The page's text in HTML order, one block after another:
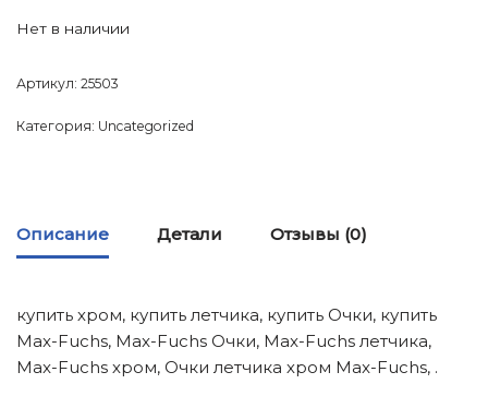
Нет в наличии
Артикул: 25503
Категория: Uncategorized
Описание Детали Отзывы (0)
купить хром, купить летчика, купить Очки, купить
Max-Fuchs, Max-Fuchs Очки, Max-Fuchs летчика,
Max-Fuchs хром, Очки летчика хром Max-Fuchs, .